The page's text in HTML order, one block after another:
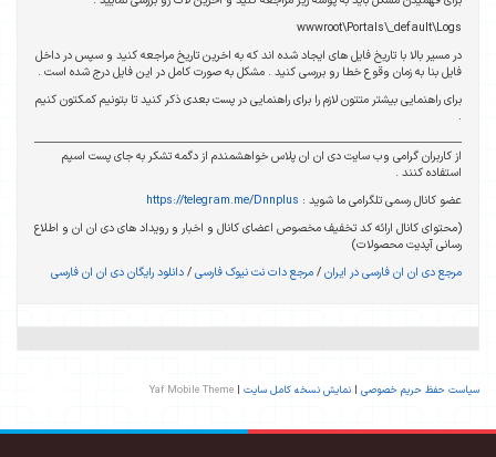
wwwroot\Portals\_default\Logs
در مسیر بالا با تاریخ فایل های ایجاد شده اند که به اخرین تاریخ مراجعه کنید و سپس در داخل
فایل بنا به زمان وقوع خطا رو بررسی کنید . مشکل به صورت کامل در این فایل درج شده است .
برای راهنمایی بیشتر متتون لازم را برای راهنمایی در پست بعدی ذکر کنید تا بتونیم کمکتون کنیم
.
از کاربران گرامی وب سایت دی ان ان پلاس خواهشمندم از دگمه تشکر به جای پست اسپم
استفاده کنند .
عضو کانال رسمی تلگرامی ما شوید : https://telegram.me/Dnnplus
(محتوای کانال ارائه کد تخفیف مخصوص اعضای کانال و اخبار و رویداد های دی ان ان و اطلاع
رسانی آپدیت محصولات)
مرجع دی ان ان فارسی در ایران/مرجع دات نت نیوک فارسی/دانلود رایگان دی ان ان فارسی
سیاست حفظ حریم خصوصی | نمایش نسخه کامل سایت |
Yaf Mobile Theme